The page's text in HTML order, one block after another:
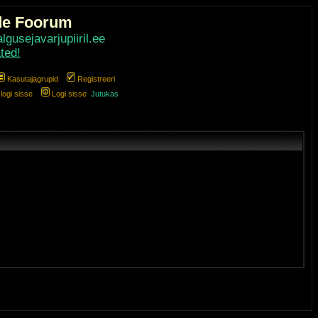
Foorum
Kasutajagrupid
Registreeri
sisse
Logi sisse Jutukas